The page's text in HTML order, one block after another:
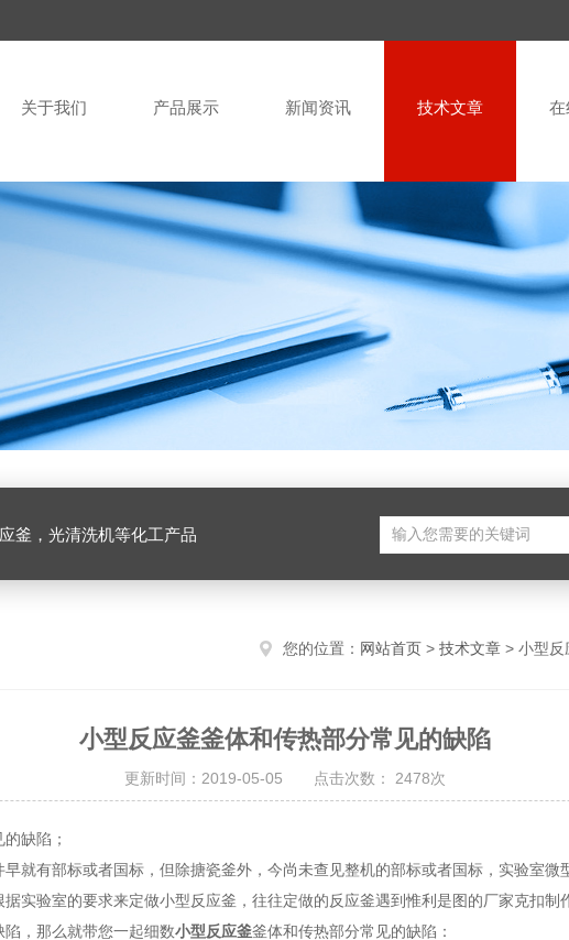
关于我们 产品展示 新闻资讯 技术文章 在
釜，光清洗机等化工产品
您的位置： 网站首页 > 技术文章 > 小型反
小型反应釜釜体和传热部分常见的缺陷
更新时间：2019-05-05 点击次数： 2478次
缺陷；
就有部标或者国标，但除搪瓷釜外，今尚未查见整机的部标或者国标，实验室微
实验室的要求来定做小型反应釜，往往定做的反应釜遇到惟利是图的厂家克扣制
，那么就带您一起细数小型反应釜釜体和传热部分常见的缺陷：